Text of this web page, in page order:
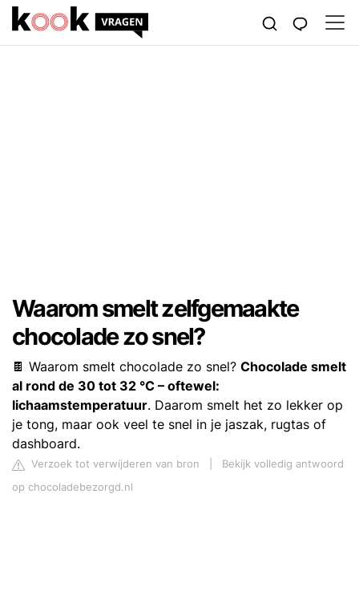
Waarom smelt zelfgemaakte
chocolade zo snel?
🍫 Waarom smelt chocolade zo snel? Chocolade smelt
al rond de 30 tot 32 °C – oftewel:
lichaamstemperatuur. Daarom smelt het zo lekker op
je tong, maar ook veel te snel in je jaszak, rugtas of
dashboard.
Verzoek tot verwijderen van bron
Bekijk volledig antwoord
op chocoladebezorgd.nl